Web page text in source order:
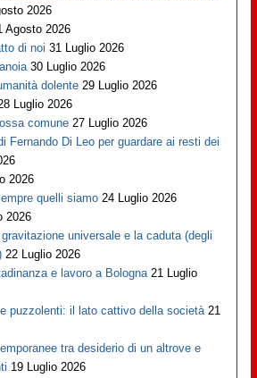
2026
Agosto 2026
di noi 31 Luglio 2026
30 Luglio 2026
dolente 29 Luglio 2026
Luglio 2026
comune 27 Luglio 2026
Fernando Di Leo per guardare ai resti dei
2026
quelli siamo 24 Luglio 2026
2026
gravitazione universale e la caduta (degli
22 Luglio 2026
e lavoro a Bologna 21 Luglio
puzzolenti: il lato cattivo della società 21
tra desiderio di un altrove e
19 Luglio 2026